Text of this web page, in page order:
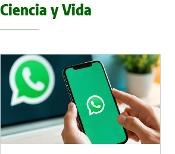
Ciencia y Vida